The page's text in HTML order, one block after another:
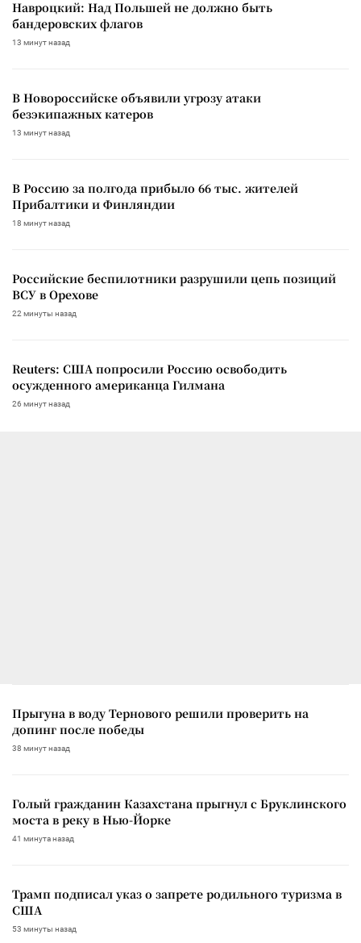
Навроцкий: Над Польшей не должно быть
бандеровских флагов
13 минут назад
В Новороссийске объявили угрозу атаки
безэкипажных катеров
13 минут назад
В Россию за полгода прибыло 66 тыс. жителей
Прибалтики и Финляндии
18 минут назад
Российские беспилотники разрушили цепь позиций
ВСУ в Орехове
22 минуты назад
Reuters: США попросили Россию освободить
осужденного американца Гилмана
26 минут назад
Прыгуна в воду Тернового решили проверить на
допинг после победы
38 минут назад
Голый гражданин Казахстана прыгнул с Бруклинского
моста в реку в Нью-Йорке
41 минута назад
Трамп подписал указ о запрете родильного туризма в
США
53 минуты назад